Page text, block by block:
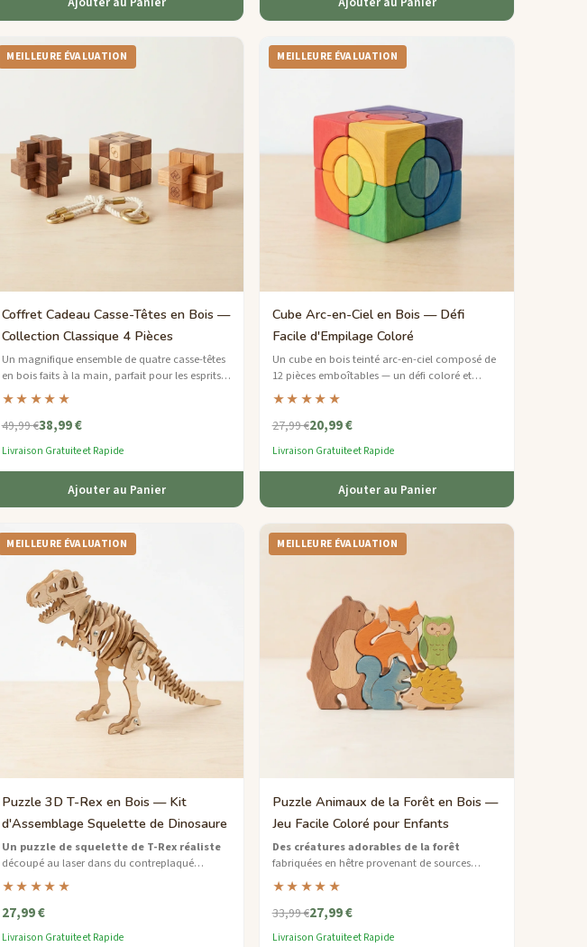
MEILLEURE ÉVALUATION
Coffret Cadeau Casse-Têtes en Bois —
Collection Classique 4 Pièces
Un magnifique ensemble de quatre casse-têtes
en bois faits à la main, parfait pour les esprits
curieux qui aiment un bon défi.
★★★★★
49,99 €38,99 €
Livraison Gratuite et Rapide
Ajouter au Panier
MEILLEURE ÉVALUATION
Cube Arc-en-Ciel en Bois — Défi
Facile d'Empilage Coloré
Un cube en bois teinté arc-en-ciel composé de
12 pièces emboîtables — un défi coloré et
accessible pour les débutants.
★★★★★
27,99 €20,99 €
Livraison Gratuite et Rapide
Ajouter au Panier
MEILLEURE ÉVALUATION
Puzzle 3D T-Rex en Bois — Kit
d'Assemblage Squelette de Dinosaure
Un puzzle de squelette de T-Rex réaliste
découpé au laser dans du contreplaqué
durable qui se tient debout une fois assemblé
— une pièce d'affichage rugissante pour
n'importe quelle pièce.
★★★★★
27,99 €
Livraison Gratuite et Rapide
MEILLEURE ÉVALUATION
Puzzle Animaux de la Forêt en Bois —
Jeu Facile Coloré pour Enfants
Des créatures adorables de la forêt
fabriquées en hêtre provenant de sources
durables — parfaites pour les petites mains
apprenant les formes et la résolution de
problèmes.
★★★★★
33,99 €27,99 €
Livraison Gratuite et Rapide